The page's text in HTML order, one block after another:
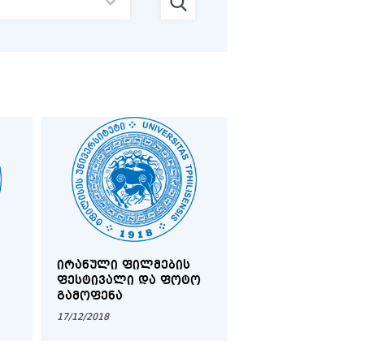
ᲘᲠᲐᲜᲣᲚᲘ ᲤᲘᲚᲛᲔᲑᲘᲡ
ᲤᲔᲡᲢᲘᲕᲐᲚᲘ ᲓᲐ ᲤᲝᲢᲝ
ᲒᲐᲛᲝᲤᲔᲜᲐ
17/12/2018